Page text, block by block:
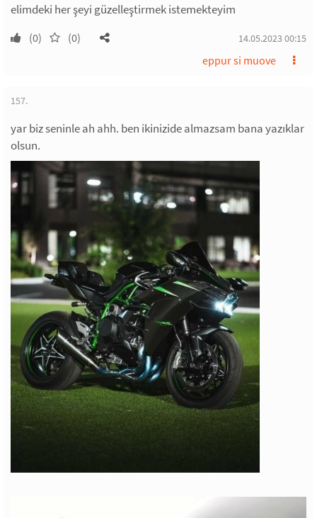
elimdeki her şeyi güzelleştirmek istemekteyim
(0) (0) 14.05.2023 00:15
eppur si muove
157.
yar biz seninle ah ahh. ben ikinizide almazsam bana yazıklar
olsun.